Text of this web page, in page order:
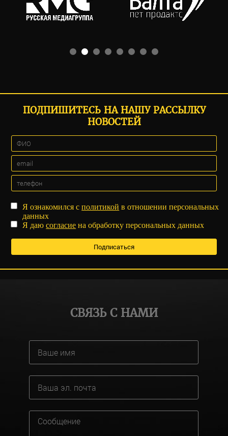
ПОДПИШИТЕСЬ НА НАШУ РАССЫЛКУ
НОВОСТЕЙ
Я ознакомился сполитикой в отношении персональных
данных
Я даюсогласие на обработку персональных данных
СВЯЗЬ С НАМИ